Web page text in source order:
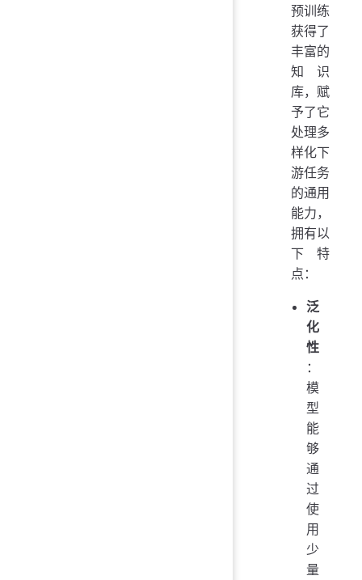
预训练
获得了
丰富的
知识
库，赋
予了它
处理多
样化下
游任务
的通用
能力，
拥有以
下特
点：
泛
化
性
：
模
型
能
够
通
过
使
用
少
量